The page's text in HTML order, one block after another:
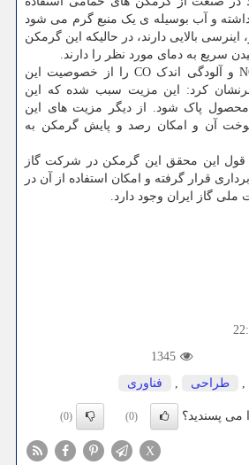
و آب بوسیله ی یک منبع گرم می شود
بالایی دارند، در حالیکه این گرمکن
سریع به دمای مورد نظر را دارند.
وی نبود آلاینده های NOx و آلودگی اندک CO را از خصوصیت این
کرد: این مزیت سبب شده که این
محصول پاک شود. از دیگر مزیت های این
آن و امکان رصد و پایش گرمکن به
قول این محقق این گرمکن در شرکت گاز
قرار گرفته و امکان استفاده از آن در
گاز ایران وجود دارد.
1345
, طراحی , فناوری
می پسندید؟ (0)
(0)
X